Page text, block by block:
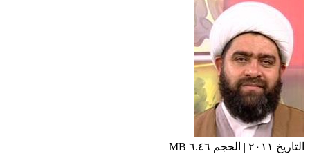
التاريخ ٢٠١١ | الحجم ٦.٤٦ MB